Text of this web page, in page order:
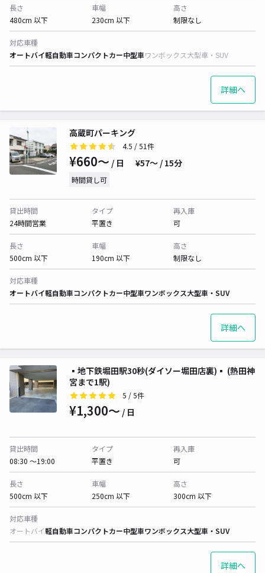
長さ
480cm 以下
車幅
230cm 以下
高さ
制限なし
対応車種
オートバイ軽自動車コンパクトカー中型車ワンボックス大型車・SUV
詳細へ
高蔵町パーキング
4.5 / 51件
¥660〜 / 日 ¥57〜 / 15分
時間貸し可
貸出時間
24時間営業
タイプ
平置き
再入庫
可
長さ
500cm 以下
車幅
190cm 以下
高さ
制限なし
対応車種
オートバイ軽自動車コンパクトカー中型車ワンボックス大型車・SUV
詳細へ
▪️地下鉄堀田駅30秒(ダイソー堀田店裏)▪️ (熱田神
宮まで1駅)
5 / 5件
¥1,300〜 / 日
貸出時間
08:30 〜19:00
タイプ
平置き
再入庫
可
長さ
500cm 以下
車幅
250cm 以下
高さ
300cm 以下
対応車種
オートバイ軽自動車コンパクトカー中型車ワンボックス大型車・SUV
詳細へ